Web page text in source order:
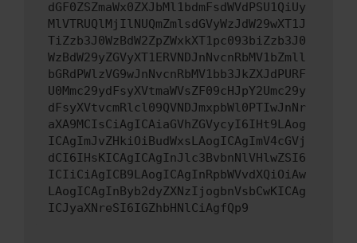
dGF0ZSZmaWx0ZXJbMl1bdmFsdWVdPSU1QiUy
MlVTRUQlMjIlNUQmZmlsdGVyWzJdW29wXT1J
TiZzb3J0WzBdW2ZpZWxkXT1pc093biZzb3J0
WzBdW29yZGVyXT1ERVNDJnNvcnRbMV1bZmll
bGRdPWlzVG9wJnNvcnRbMV1bb3JkZXJdPURF
U0Mmc29ydFsyXVtmaWVsZF09cHJpY2Umc29y
dFsyXVtvcmRlcl09QVNDJmxpbWl0PTIwJnNr
aXA9MCIsCiAgICAiaGVhZGVycyI6IHt9LAog
ICAgImJvZHkiOiBudWxsLAogICAgImV4cGVj
dCI6IHsKICAgICAgInJlc3BvbnNlVHlwZSI6
ICIiCiAgICB9LAogICAgInRpbWVvdXQiOiAw
LAogICAgInByb2dyZXNzIjogbnVsbCwKICAg
ICJyaXNreSI6IGZhbHNlCiAgfQp9